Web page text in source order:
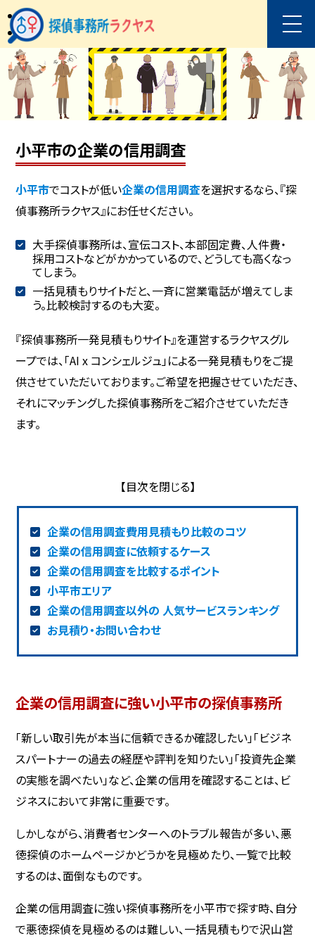
小平市の企業の信用調査
小平市でコストが低い企業の信用調査を選択するなら、『探
偵事務所ラクヤス』にお任せください。
大手探偵事務所は、宣伝コスト、本部固定費、人件費・
採用コストなどがかかっているので、どうしても高くなっ
てしまう。
一括見積もりサイトだと、一斉に営業電話が増えてしま
う。比較検討するのも大変。
『探偵事務所一発見積もりサイト』を運営するラクヤスグル
ープでは、「AI x コンシェルジュ」による一発見積もりをご提
供させていただいております。ご希望を把握させていただき、
それにマッチングした探偵事務所をご紹介させていただき
ます。
企業の信用調査費用見積もり比較のコツ
企業の信用調査に依頼するケース
企業の信用調査を比較するポイント
小平市エリア
企業の信用調査以外の 人気サービスランキング
お見積り・お問い合わせ
企業の信用調査に強い小平市の探偵事務所
「新しい取引先が本当に信頼できるか確認したい」「ビジネ
スパートナーの過去の経歴や評判を知りたい」「投資先企業
の実態を調べたい」など、企業の信用を確認することは、ビ
ジネスにおいて非常に重要です。
しかしながら、消費者センターへのトラブル報告が多い、悪
徳探偵のホームページかどうかを見極めたり、一覧で比較
するのは、面倒なものです。
企業の信用調査に強い探偵事務所を小平市で探す時、自分
で悪徳探偵を見極めるのは難しい、一括見積もりで沢山営